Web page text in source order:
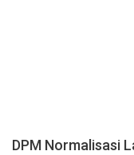
DPM Normalisasi